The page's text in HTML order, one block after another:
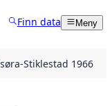
Finn data Meny
Stiklestad 1966